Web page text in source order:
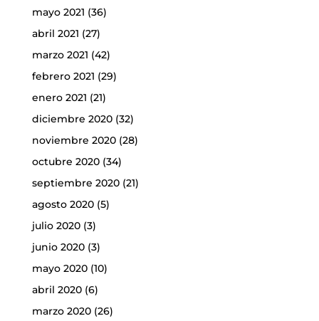
mayo 2021 (36)
abril 2021 (27)
marzo 2021 (42)
febrero 2021 (29)
enero 2021 (21)
diciembre 2020(32)
noviembre 2020(28)
octubre 2020(34)
septiembre 2020(21)
agosto 2020(5)
julio 2020(3)
junio 2020(3)
mayo 2020(10)
abril 2020(6)
marzo 2020(26)